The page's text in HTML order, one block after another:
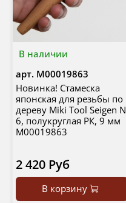
В наличии
арт. М00019863
Новинка! Стамеска
японская для резьбы по
дереву Miki Tool Seigen N
6, полукруглая РК, 9 мм
М00019863
2 420 Руб
В корзину